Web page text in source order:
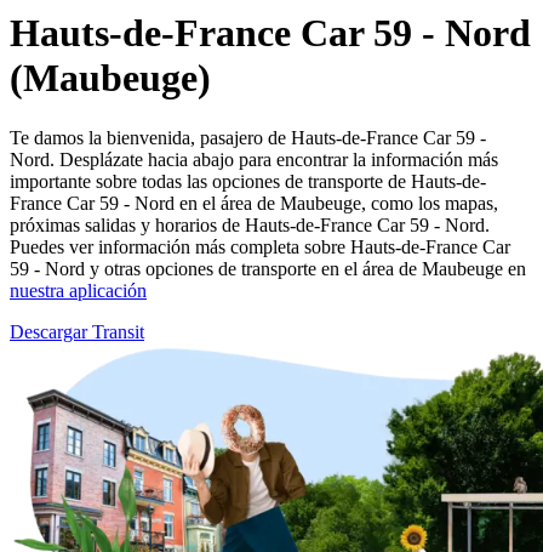
Hauts-de-France Car 59 - Nord
(Maubeuge)
Te damos la bienvenida, pasajero de Hauts-de-France Car 59 -
Nord. Desplázate hacia abajo para encontrar la información más
importante sobre todas las opciones de transporte de Hauts-de-
France Car 59 - Nord en el área de Maubeuge, como los mapas,
próximas salidas y horarios de Hauts-de-France Car 59 - Nord.
Puedes ver información más completa sobre Hauts-de-France Car
59 - Nord y otras opciones de transporte en el área de Maubeuge en
nuestra aplicación
Descargar Transit